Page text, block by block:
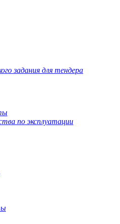
задания для тендера
по эксплуатации